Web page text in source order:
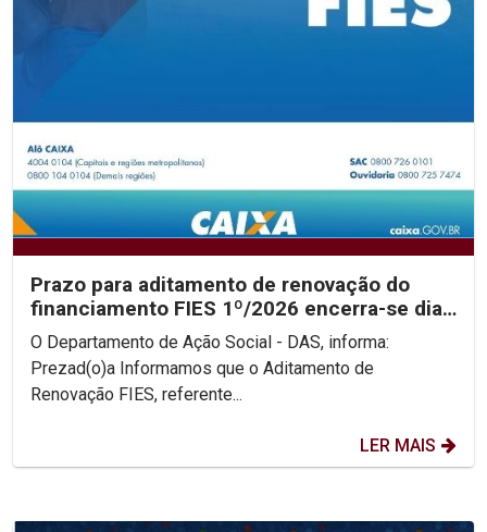
Prazo para aditamento de renovação do
financiamento FIES 1º/2026 encerra-se dia
31/05
O Departamento de Ação Social - DAS, informa:
Prezad(o)a Informamos que o Aditamento de
Renovação FIES, referente...
LER MAIS